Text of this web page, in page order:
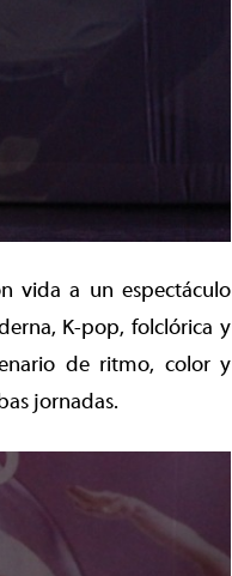
vida a un espectáculo
K-pop, folclórica y
de ritmo, color y
jornadas.